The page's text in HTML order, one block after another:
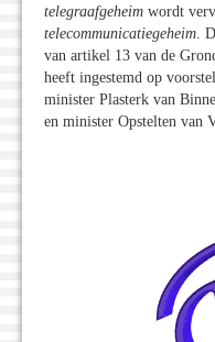
telegraafgeheim wordt
telecommunicatiegeheim.
van artikel 13 van de
heeft ingestemd op
minister Plasterk van
en minister Opstelten van